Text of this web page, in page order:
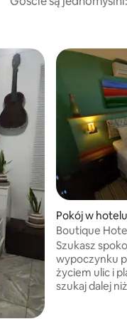
Pokój w
Boutique
Ipe
Szukasz
wypoczynku
życiem ulic i
szukaj dalej